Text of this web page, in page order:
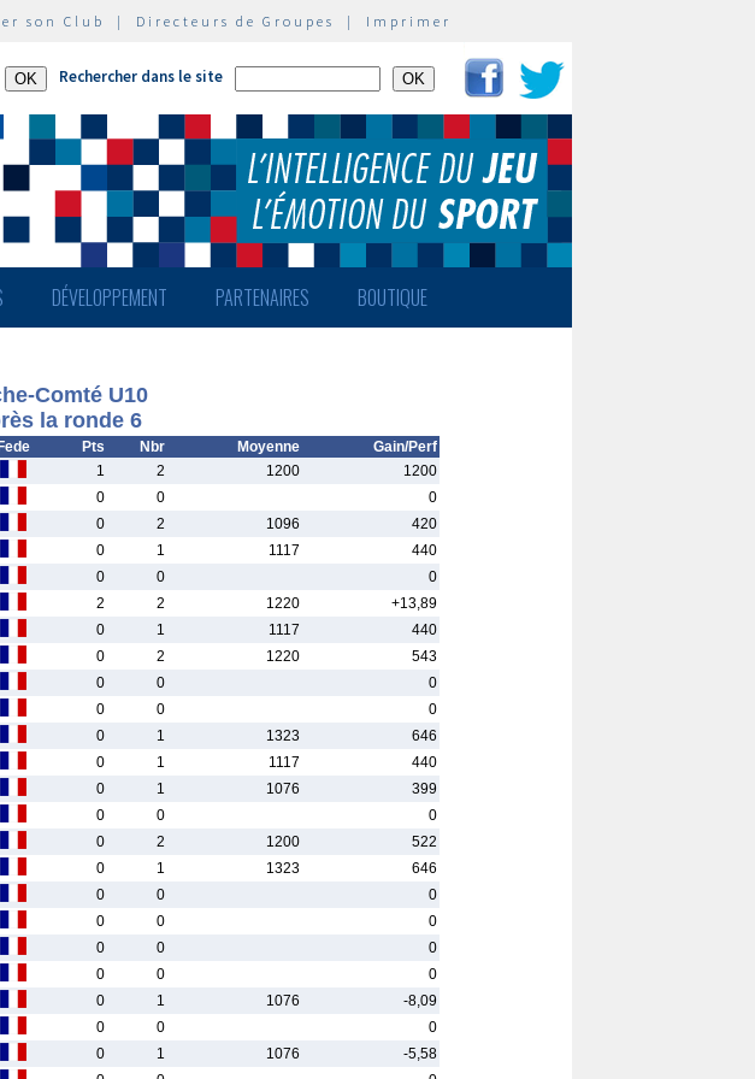
son Club | Directeurs de Groupes | Imprimer
Rechercher dans le site
DÉVELOPPEMENT PARTENAIRES BOUTIQUE
Comté U10
la ronde 6
Fede Pts Nbr Moyenne
Gain/Perf
1 2 1200
1200
0 0
0
0 2 1096
420
0 1 1117
440
0 0
0
2 2 1220
+13,89
0 1 1117
440
0 2 1220
543
0 0
0
0 0
0
0 1 1323
646
0 1 1117
440
0 1 1076
399
0 0
0
0 2 1200
522
0 1 1323
646
0 0
0
0 0
0
0 0
0
0 0
0
0 1 1076
-8,09
0 0
0
0 1 1076
-5,58